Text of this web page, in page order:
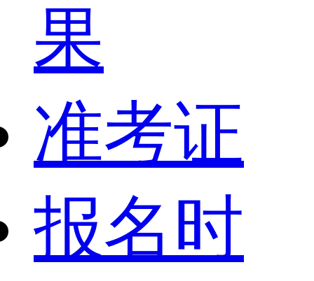
果
准考证
报名时